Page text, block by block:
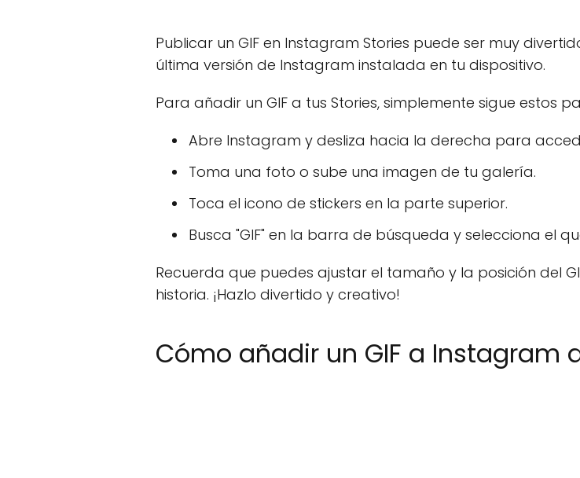
Publicar un GIF en Instagram Stories puede ser muy
última versión de Instagram instalada en tu dispositivo.
Para añadir un GIF a tus Stories, simplemente sigue estos
Abre Instagram y desliza hacia la derecha para
Toma una foto o sube una imagen de tu galería.
Toca el icono de stickers en la parte superior.
Busca "GIF" en la barra de búsqueda y selecciona el
Recuerda que puedes ajustar el tamaño y la posición del
historia. ¡Hazlo divertido y creativo!
Cómo añadir un GIF a Instagram